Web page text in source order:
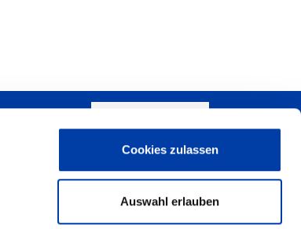
Cookies zulassen
Auswahl erlauben